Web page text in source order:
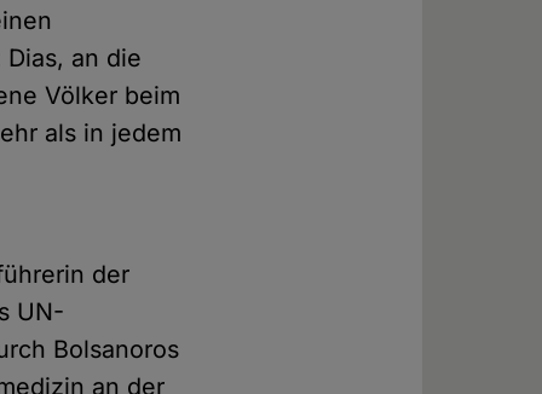
an die
Völker beim
als in jedem
der
UN-
Bolsanoros
an der